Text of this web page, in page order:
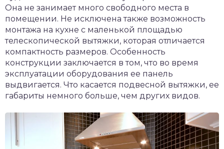
Она не занимает много свободного места в
помещении. Не исключена также возможность
монтажа на кухне с маленькой площадью
телескопической вытяжки, которая отличается
компактность размеров. Особенность
конструкции заключается в том, что во время
эксплуатации оборудования ее панель
выдвигается. Что касается подвесной вытяжки, ее
габариты немного больше, чем других видов.